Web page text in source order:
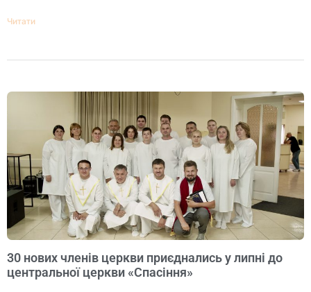
Читати
30 нових членів церкви приєднались у липні до
центральної церкви «Спасіння»